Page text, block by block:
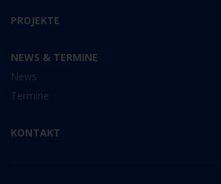
PROJEKTE
NEWS & TERMINE
News
Termine
KONTAKT